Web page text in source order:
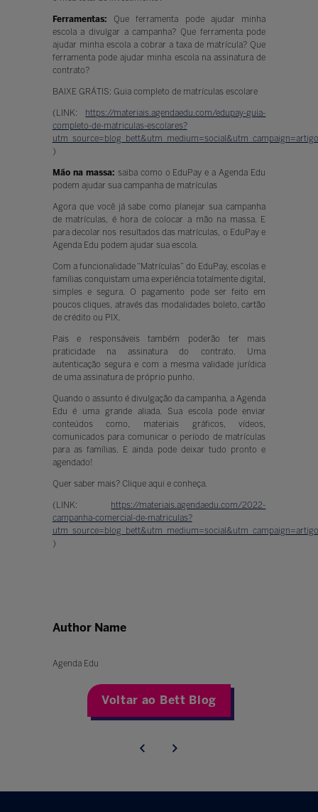
Ferramentas: Que ferramenta pode ajudar minha
escola a divulgar a campanha? Que ferramenta pode
ajudar minha escola a cobrar a taxa de matrícula? Que
ferramenta pode ajudar minha escola na assinatura de
contrato?
BAIXE GRÁTIS: Guia completo de matrículas escolare
(LINK: https://materiais.agendaedu.com/edupay-guia-
completo-de-matriculas-escolares?
)
Mão na massa: saiba como o EduPay e a Agenda Edu
podem ajudar sua campanha de matrículas
Agora que você já sabe como planejar sua campanha
de matrículas, é hora de colocar a mão na massa. E
para decolar nos resultados das matrículas, o EduPay e
Agenda Edu podem ajudar sua escola.
Com a funcionalidade “Matrículas” do EduPay, escolas e
famílias conquistam uma experiência totalmente digital,
simples e segura. O pagamento pode ser feito em
poucos cliques, através das modalidades boleto, cartão
de crédito ou PIX.
Pais e responsáveis também poderão ter mais
praticidade na assinatura do contrato. Uma
autenticação segura e com a mesma validade jurídica
de uma assinatura de próprio punho.
Quando o assunto é divulgação da campanha, a Agenda
Edu é uma grande aliada. Sua escola pode enviar
conteúdos como, materiais gráficos, vídeos,
comunicados para comunicar o período de matrículas
para as famílias. E ainda pode deixar tudo pronto e
agendado!
Quer saber mais? Clique aqui e conheça.
(LINK: https://materiais.agendaedu.com/2022-
campanha-comercial-de-matriculas?
)
Author Name
Agenda Edu
Voltar ao Bett Blog